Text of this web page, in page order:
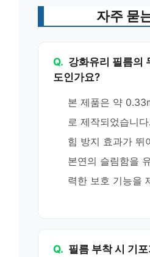
자주 묻
Q. 강화유리 필름의
도인가요?
본 제품은 약
로 제작되었습니
힘 방지 효과가 뛰
본연의 슬림함을
력한 보호 기능을
Q. 필름 부착 시 기